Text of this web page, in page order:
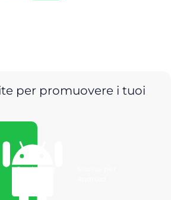
per promuovere i tuoi
Scarica per